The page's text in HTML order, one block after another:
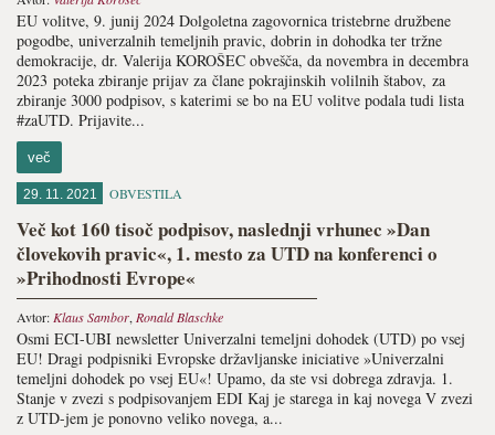
EU volitve, 9. junij 2024 Dolgoletna zagovornica tristebrne družbene
pogodbe, univerzalnih temeljnih pravic, dobrin in dohodka ter tržne
demokracije, dr. Valerija KOROŠEC obvešča, da novembra in decembra
2023 poteka zbiranje prijav za člane pokrajinskih volilnih štabov, za
zbiranje 3000 podpisov, s katerimi se bo na EU volitve podala tudi lista
#zaUTD. Prijavite...
več
29. 11. 2021 OBVESTILA
Več kot 160 tisoč podpisov, naslednji vrhunec »Dan
človekovih pravic«, 1. mesto za UTD na konferenci o
»Prihodnosti Evrope«
Avtor: Klaus Sambor, Ronald Blaschke
Osmi ECI-UBI newsletter Univerzalni temeljni dohodek (UTD) po vsej
EU! Dragi podpisniki Evropske državljanske iniciative »Univerzalni
temeljni dohodek po vsej EU«! Upamo, da ste vsi dobrega zdravja. 1.
Stanje v zvezi s podpisovanjem EDI Kaj je starega in kaj novega V zvezi
z UTD-jem je ponovno veliko novega, a...